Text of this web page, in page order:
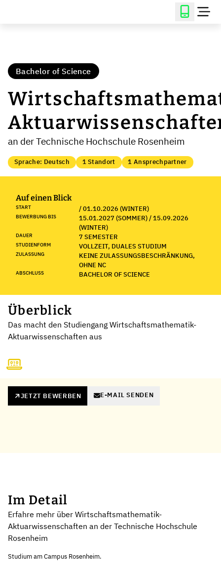
Bachelor of Science
an der Technische Hochschule Rosenheim
Sprache: Deutsch 1 Standort 1 Ansprechpartner
Auf einen Blick
START / 01.10.2026 (WINTER)
BEWERBUNG BIS
15.01.2027 (SOMMER) / 15.09.2026
(WINTER)
DAUER 7 SEMESTER
STUDIENFORM VOLLZEIT, DUALES STUDIUM
ZULASSUNG
KEINE ZULASSUNGSBESCHRÄNKUNG,
OHNE NC
ABSCHLUSS BACHELOR OF SCIENCE
Überblick
Das macht den Studiengang Wirtschaftsmathematik-
Aktuarwissenschaften aus
JETZT BEWERBEN E-MAIL SENDEN
Im Detail
Erfahre mehr über Wirtschaftsmathematik-
Aktuarwissenschaften an der Technische Hochschule
Rosenheim
Studium am Campus Rosenheim.